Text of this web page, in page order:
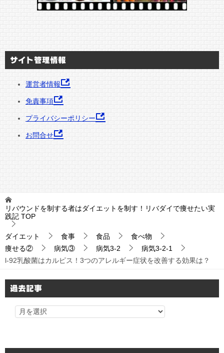
サイト管理情報
運営者情報
免責事項
プライバシーポリシー
お問合せ
リバウンドを制する者はダイエットを制す！リバダイで痩せたい実
践記 TOP
ダイエット 食事 食品
食べ物
痩せる②
病気③ 病気3-2
病気3-2-1
l-92乳酸菌はカルピス！3つのアレルギー症状を改善する効果は？
過去記事